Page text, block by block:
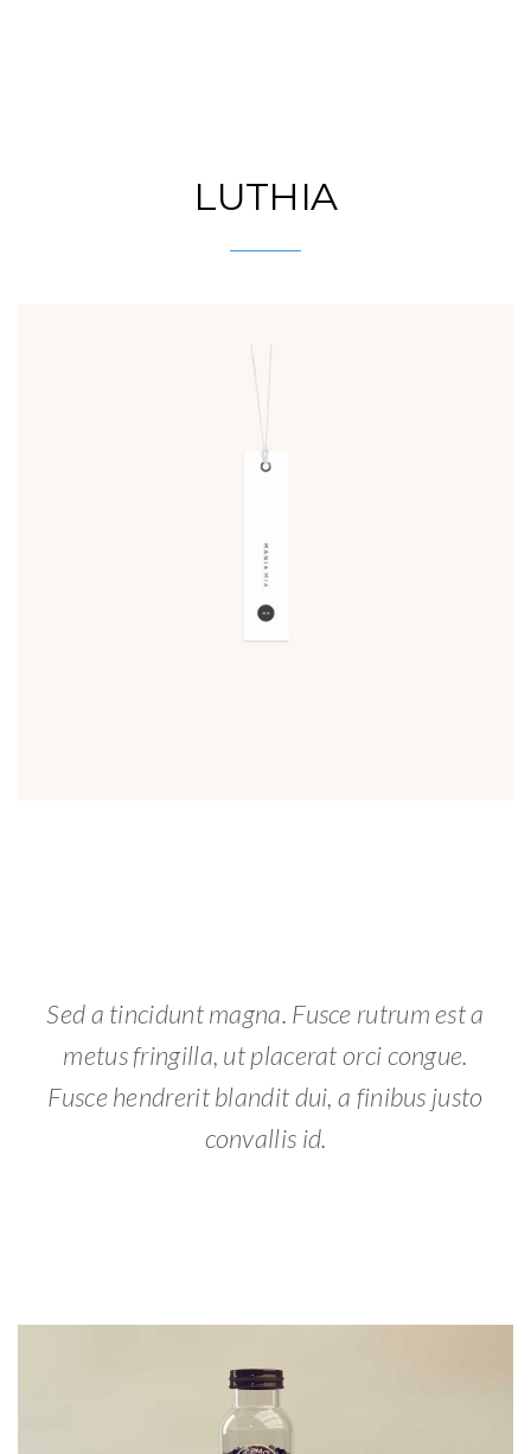
LUTHIA
Sed a tincidunt magna. Fusce rutrum est a
metus fringilla, ut placerat orci congue.
Fusce hendrerit blandit dui, a finibus justo
convallis id.